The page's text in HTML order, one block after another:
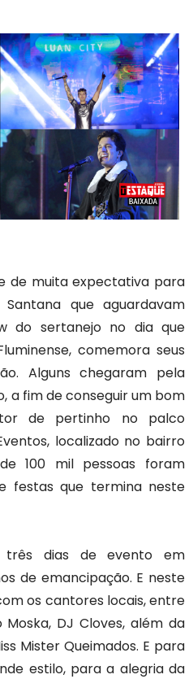
de muita expectativa para
que aguardavam
do sertanejo no dia que
comemora seus
Alguns chegaram pela
a fim de conseguir um bom
de pertinho no palco
localizado no bairro
100 mil pessoas foram
festas que termina neste
três dias de evento em
de emancipação. E neste
os cantores locais, entre
Moska, DJ Cloves, além da
Mister Queimados. E para
estilo, para a alegria da